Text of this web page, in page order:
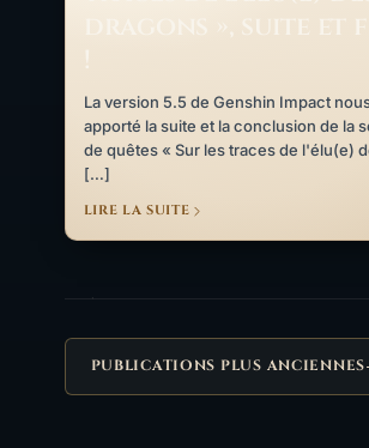
dragons », suite et
!
La version 5.5 de Genshin Impact
apporté la suite et la conclusion de la
de quêtes « Sur les traces de l'élu(e)
[…]
LIRE LA SUITE
PUBLICATIONS PLUS ANCIENNES